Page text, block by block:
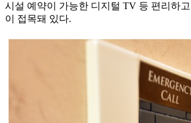
시설 예약이 가능한 디지털 TV 등 편리하
이 접목돼 있다.